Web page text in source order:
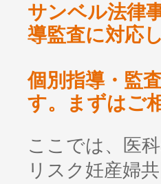
サンベル法律
導監査に対応
個別指導・監
す。まずはご
ここでは、医
リスク妊産婦